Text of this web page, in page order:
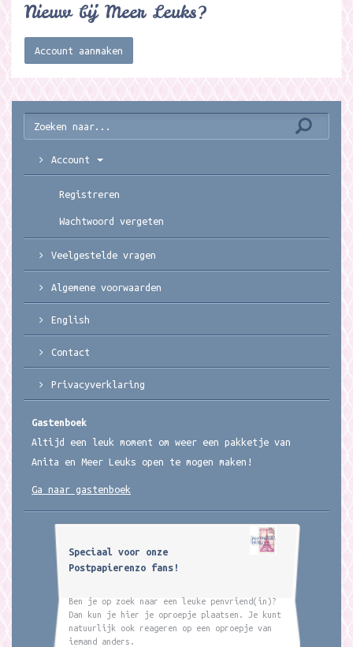
Nieuw bij Meer Leuks?
Account aanmaken
Account
Registreren
Wachtwoord vergeten
Veelgestelde vragen
Algemene voorwaarden
English
Contact
Privacyverklaring
Gastenboek
Altijd een leuk moment om weer een pakketje van
Anita en Meer Leuks open te mogen maken!
Ga naar gastenboek
Speciaal voor onze
Postpapierenzo fans!
Ben je op zoek naar een leuke penvriend(in)?
Dan kun je hier je oproepje plaatsen. Je kunt
natuurlijk ook reageren op een oproepje van
iemand anders.